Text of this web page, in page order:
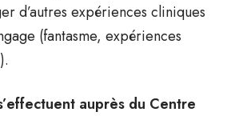
d’autres expériences cliniques
(fantasme, expériences
auprès du Centre